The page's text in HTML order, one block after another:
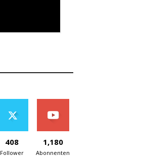
408
Follower
1,180
Abonnenten